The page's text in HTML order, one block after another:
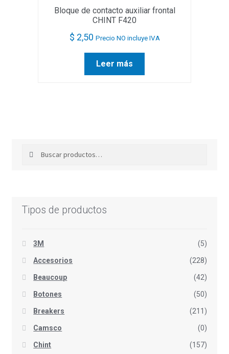
Bloque de contacto auxiliar frontal
CHINT F420
$ 2,50 Precio NO incluye IVA
Leer más
Tipos de productos
3M (5)
Accesorios (228)
Beaucoup (42)
Botones (50)
Breakers (211)
Camsco (0)
Chint (157)